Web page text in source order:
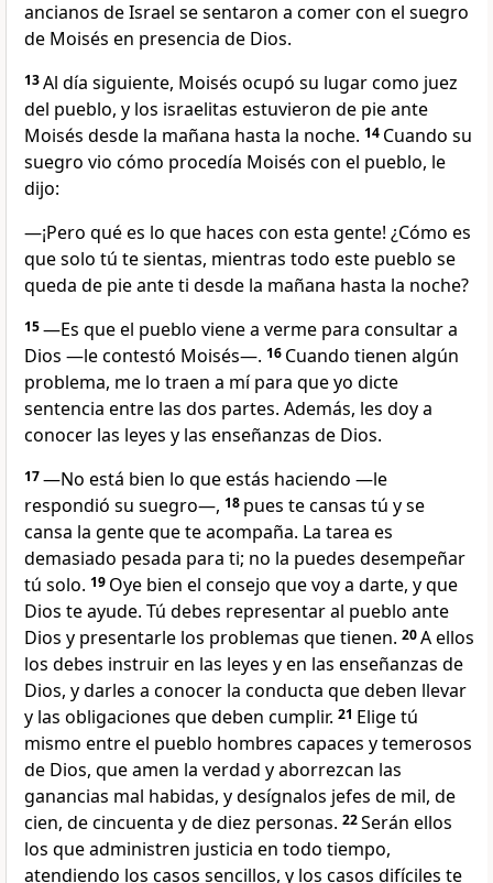
ancianos de Israel se sentaron a comer con el suegro
de Moisés en presencia de Dios.
13Al día siguiente, Moisés ocupó su lugar como juez
del pueblo, y los israelitas estuvieron de pie ante
Moisés desde la mañana hasta la noche. 14 Cuando su
suegro vio cómo procedía Moisés con el pueblo, le
dijo:
―¡Pero qué es lo que haces con esta gente! ¿Cómo es
que solo tú te sientas, mientras todo este pueblo se
queda de pie ante ti desde la mañana hasta la noche?
15―Es que el pueblo viene a verme para consultar a
Dios —le contestó Moisés—. 16 Cuando tienen algún
problema, me lo traen a mí para que yo dicte
sentencia entre las dos partes. Además, les doy a
conocer las leyes y las enseñanzas de Dios.
17―No está bien lo que estás haciendo —le
respondió su suegro—, 18 pues te cansas tú y se
cansa la gente que te acompaña. La tarea es
demasiado pesada para ti; no la puedes desempeñar
tú solo. 19 Oye bien el consejo que voy a darte, y que
Dios te ayude. Tú debes representar al pueblo ante
Dios y presentarle los problemas que tienen. 20A ellos
los debes instruir en las leyes y en las enseñanzas de
Dios, y darles a conocer la conducta que deben llevar
y las obligaciones que deben cumplir. 21 Elige tú
mismo entre el pueblo hombres capaces y temerosos
de Dios, que amen la verdad y aborrezcan las
ganancias mal habidas, y desígnalos jefes de mil, de
cien, de cincuenta y de diez personas. 22Serán ellos
los que administren justicia en todo tiempo,
atendiendo los casos sencillos, y los casos difíciles te